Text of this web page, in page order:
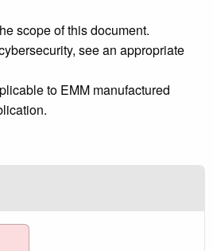
scope of this document.
see an appropriate
to EMM manufactured